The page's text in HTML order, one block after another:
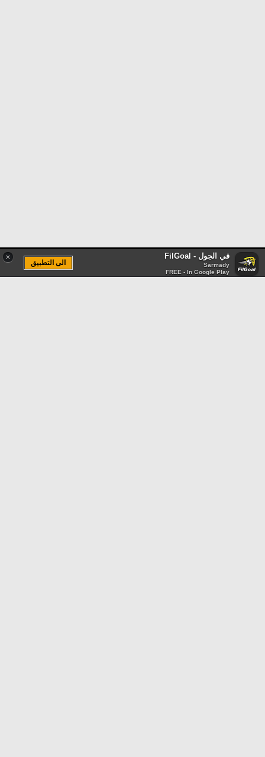
× في الجول - FilGoal
Sarmady
FREE - In Google Play
الى التطبيق